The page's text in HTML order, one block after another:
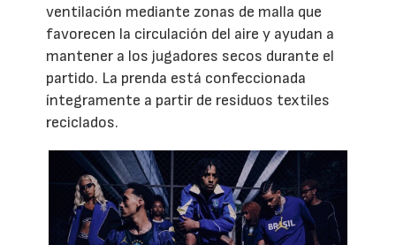
ventilación mediante zonas de malla que
favorecen la circulación del aire y ayudan a
mantener a los jugadores secos durante el
partido. La prenda está confeccionada
íntegramente a partir de residuos textiles
reciclados.